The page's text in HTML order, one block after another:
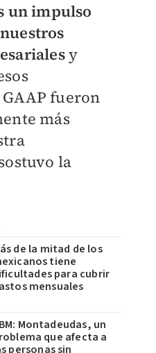
un impulso
y
fueron
más
la
de la mitad de los
tiene
para cubrir
mensuales
Montadeudas, un
que afecta a
personas sin